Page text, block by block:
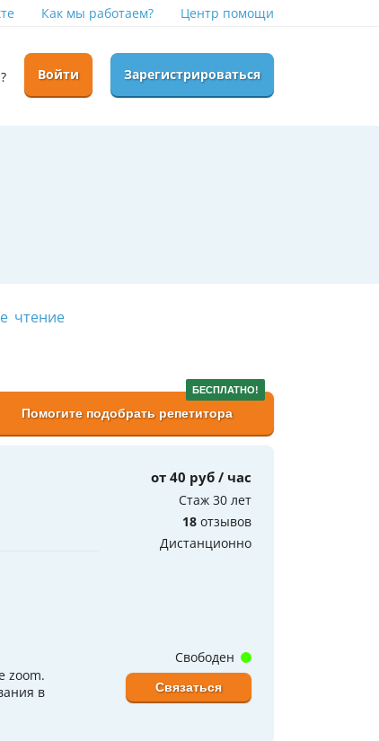
Как мы работаем? Центр помощи
Войти Зарегистрироваться
чтение
БЕСПЛАТНО!
Помогите подобрать репетитора
от 40 руб / час
Стаж 30 лет
18 отзывов
Дистанционно
zoom.
в
Свободен
Связаться